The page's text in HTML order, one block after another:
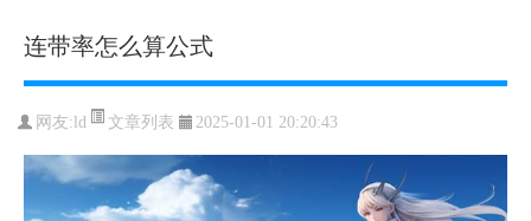
连带率怎么算公式
网友:ld 文章列表 2025-01-01 20:20:43